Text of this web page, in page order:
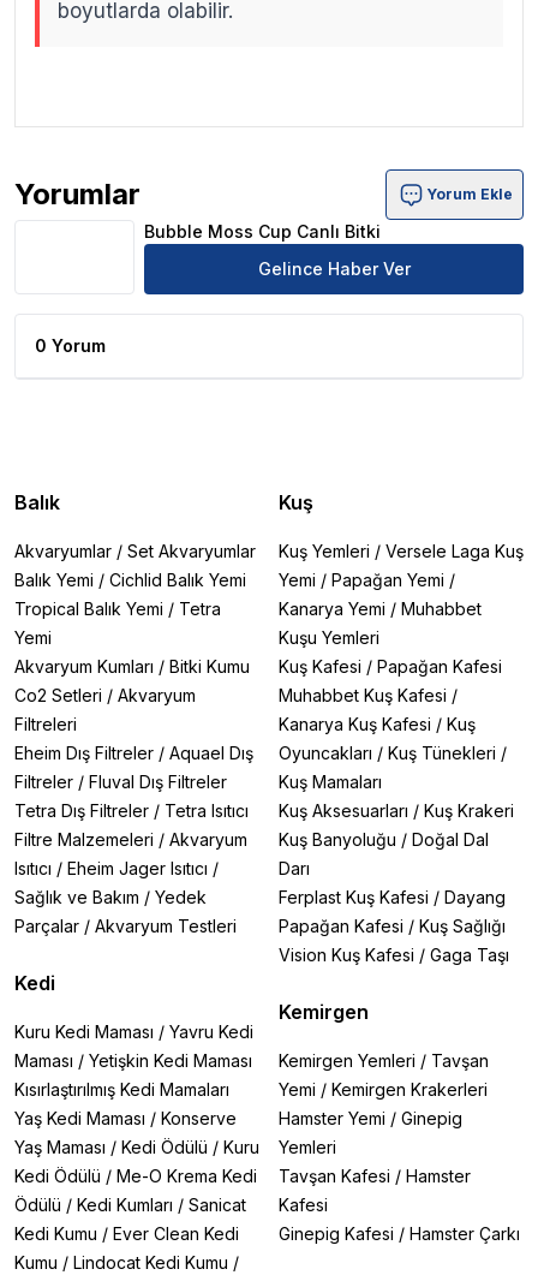
boyutlarda olabilir.
Yorumlar
Bubble Moss Cup Canlı Bitki Ürün Yorumları
Yorum Ekle
Bubble Moss Cup Canlı Bitki
Gelince Haber Ver
0 Yorum
Balık
Akvaryumlar / Set Akvaryumlar
Balık Yemi / Cichlid Balık Yemi
Tropical Balık Yemi / Tetra
Yemi
Akvaryum Kumları / Bitki Kumu
Co2 Setleri / Akvaryum
Filtreleri
Eheim Dış Filtreler / Aquael Dış
Filtreler / Fluval Dış Filtreler
Tetra Dış Filtreler / Tetra Isıtıcı
Filtre Malzemeleri / Akvaryum
Isıtıcı / Eheim Jager Isıtıcı /
Sağlık ve Bakım / Yedek
Parçalar / Akvaryum Testleri
Kedi
Kuru Kedi Maması / Yavru Kedi
Maması / Yetişkin Kedi Maması
Kısırlaştırılmış Kedi Mamaları
Yaş Kedi Maması / Konserve
Yaş Maması / Kedi Ödülü / Kuru
Kedi Ödülü / Me-O Krema Kedi
Ödülü / Kedi Kumları / Sanicat
Kedi Kumu / Ever Clean Kedi
Kumu / Lindocat Kedi Kumu /
Kuş
Kuş Yemleri / Versele Laga Kuş
Yemi / Papağan Yemi /
Kanarya Yemi / Muhabbet
Kuşu Yemleri
Kuş Kafesi / Papağan Kafesi
Muhabbet Kuş Kafesi /
Kanarya Kuş Kafesi / Kuş
Oyuncakları / Kuş Tünekleri /
Kuş Mamaları
Kuş Aksesuarları / Kuş Krakeri
Kuş Banyoluğu / Doğal Dal
Darı
Ferplast Kuş Kafesi / Dayang
Papağan Kafesi / Kuş Sağlığı
Vision Kuş Kafesi / Gaga Taşı
Kemirgen
Kemirgen Yemleri / Tavşan
Yemi / Kemirgen Krakerleri
Hamster Yemi / Ginepig
Yemleri
Tavşan Kafesi / Hamster
Kafesi
Ginepig Kafesi / Hamster Çarkı